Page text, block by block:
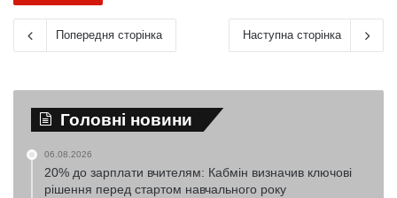
Попередня сторінка Наступна сторінка
Головні новини
06.08.2026
20% до зарплати вчителям: Кабмін визначив ключові
рішення перед стартом навчального року